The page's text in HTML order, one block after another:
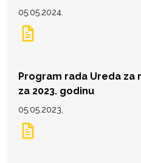
05.05.2024.
Program rada Ureda za
za 2023. godinu
05.05.2023.